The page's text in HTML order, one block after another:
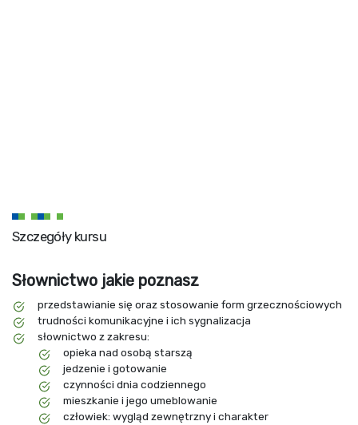
Szczegóły kursu
Słownictwo jakie poznasz
przedstawianie się oraz stosowanie form grzecznościowych
trudności komunikacyjne i ich sygnalizacja
słownictwo z zakresu:
opieka nad osobą starszą
jedzenie i gotowanie
czynności dnia codziennego
mieszkanie i jego umeblowanie
człowiek: wygląd zewnętrzny i charakter